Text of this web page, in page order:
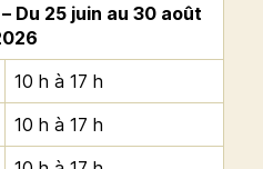
Du 25 juin au 30 août
10 h à 17 h
10 h à 17 h